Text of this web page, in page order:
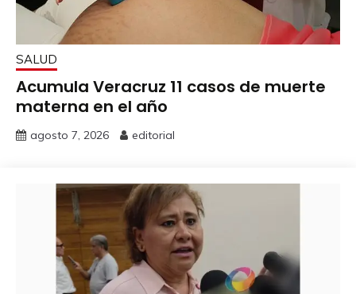
SALUD
Acumula Veracruz 11 casos de muerte
materna en el año
agosto 7, 2026 editorial